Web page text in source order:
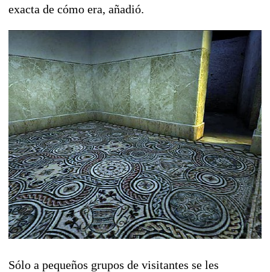
exacta de cómo era, añadió.
Sólo a pequeños grupos de visitantes se les